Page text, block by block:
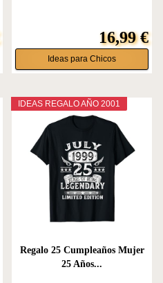
16,99 €
Ideas para Chicos
IDEAS REGALO AÑO 2001
Regalo 25 Cumpleaños Mujer
25 Años...